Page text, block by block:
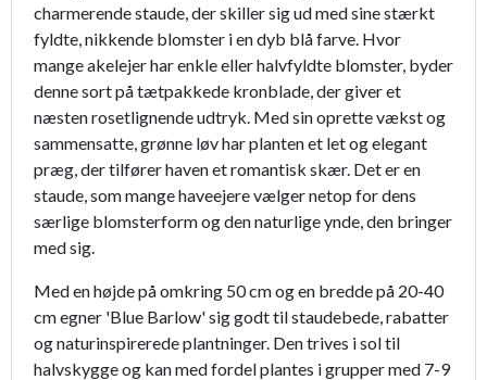
charmerende staude, der skiller sig ud med sine stærkt
fyldte, nikkende blomster i en dyb blå farve. Hvor
mange akelejer har enkle eller halvfyldte blomster, byder
denne sort på tætpakkede kronblade, der giver et
næsten rosetlignende udtryk. Med sin oprette vækst og
sammensatte, grønne løv har planten et let og elegant
præg, der tilfører haven et romantisk skær. Det er en
staude, som mange haveejere vælger netop for dens
særlige blomsterform og den naturlige ynde, den bringer
med sig.
Med en højde på omkring 50 cm og en bredde på 20-40
cm egner 'Blue Barlow' sig godt til staudebede, rabatter
og naturinspirerede plantninger. Den trives i sol til
halvskygge og kan med fordel plantes i grupper med 7-9